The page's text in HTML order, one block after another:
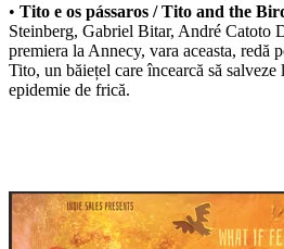
• Tito e os pássaros / Tito and the
Steinberg, Gabriel Bitar, André Catoto
premiera la Annecy, vara aceasta, redă
Tito, un băiețel care încearcă să salveze
epidemie de frică.